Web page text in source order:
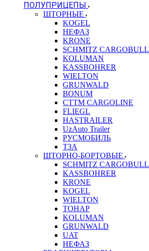
ПОЛУПРИЦЕПЫ
ШТОРНЫЕ
KOGEL
НЕФАЗ
KRONE
SCHMITZ CARGOBULL
KOLUMAN
KASSBOHRER
WIELTON
GRUNWALD
BONUM
CTTM CARGOLINE
FLIEGL
HASTRAILER
UzAuto Trailer
РУСМОБИЛЬ
ТЗА
ШТОРНО-БОРТОВЫЕ
SCHMITZ CARGOBULL
KASSBOHRER
KRONE
KOGEL
WIELTON
ТОНАР
KOLUMAN
GRUNWALD
UAT
НЕФАЗ